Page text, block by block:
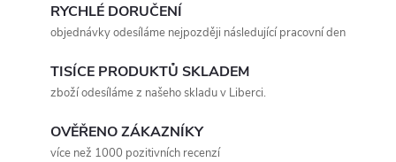
RYCHLÉ DORUČENÍ
objednávky odesíláme nejpozději následující pracovní den
TISÍCE PRODUKTŮ SKLADEM
zboží odesíláme z našeho skladu v Liberci.
OVĚŘENO ZÁKAZNÍKY
více než 1000 pozitivních recenzí